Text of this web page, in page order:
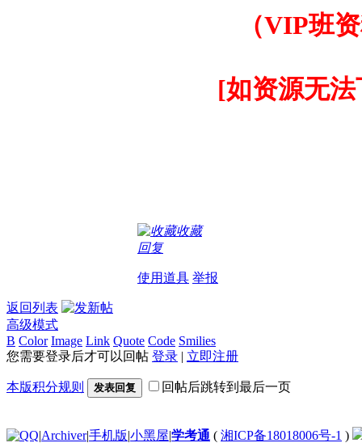
（VIP班
[如资源无法
收藏
回复
使用道具 举报
返回列表
高级模式
B Color Image Link Quote Code Smilies
您需要登录后才可以回帖 登录 | 立即注册
本版积分规则 发表回复 回帖后跳转到最后一页
|Archiver|手机版|小黑屋|学考通 ( 湘ICP备18018006号-1 )